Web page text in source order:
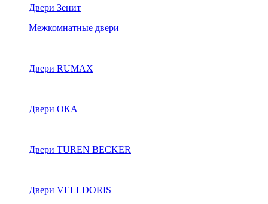
Двери Зенит
Межкомнатные двери
Двери RUMAX
Двери ОКА
Двери TUREN BECKER
Двери VELLDORIS